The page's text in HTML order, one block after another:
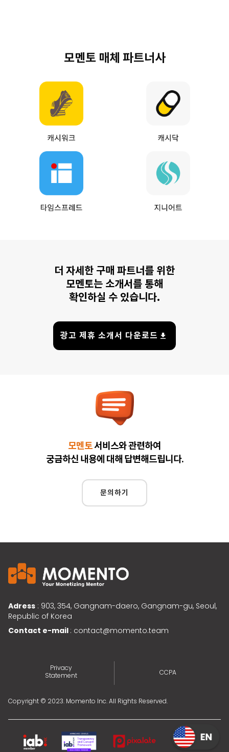
모멘토 매체 파트너사
더 자세한 구매 파트너를 위한
모멘토는 소개서를 통해
확인하실 수 있습니다.
광고 제휴 소개서 다운로드
모멘토서비스와 관련하여
궁금하신 내용에 대해 답변해드립니다.
문의하기
Adress : 903, 354, Gangnam-daero, Gangnam-gu, Seoul,
Republic of Korea
Contact e-mail : contact@momento.team
Privacy
Statement
CCPA
Copyright © 2023. Momento Inc. All Rights Reserved.